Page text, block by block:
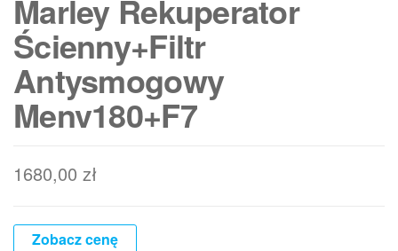
Marley Rekuperator
Ścienny+Filtr
Antysmogowy
Menv180+F7
1680,00 zł
Zobacz cenę